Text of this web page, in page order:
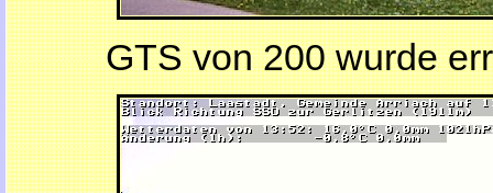
GTS von 200 wurde